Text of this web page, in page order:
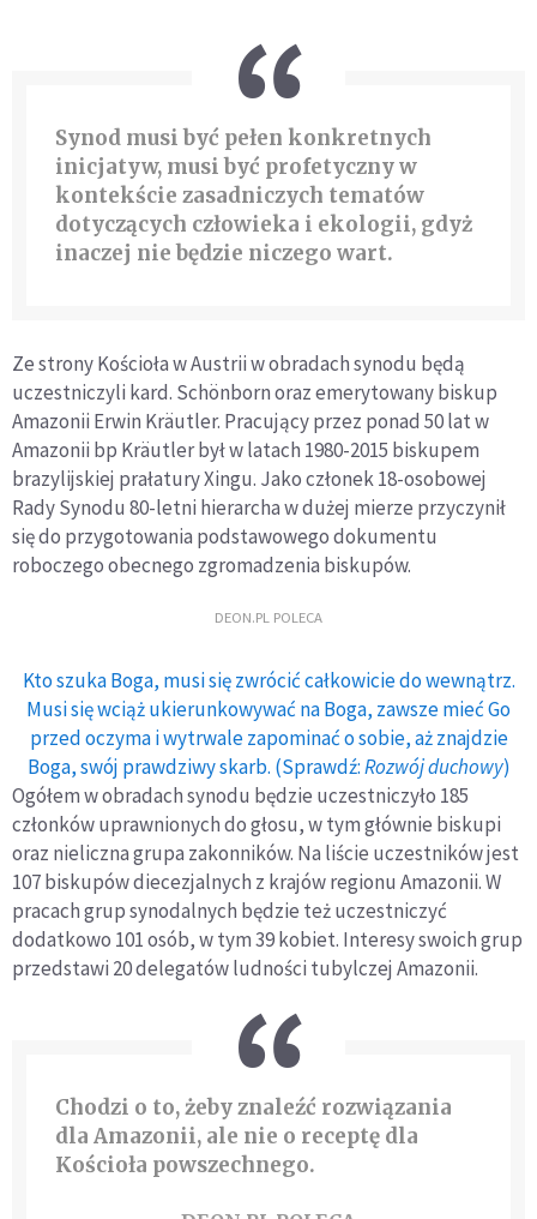
Synod musi być pełen konkretnych
inicjatyw, musi być profetyczny w
kontekście zasadniczych tematów
dotyczących człowieka i ekologii, gdyż
inaczej nie będzie niczego wart.
Ze strony Kościoła w Austrii w obradach synodu będą
uczestniczyli kard. Schönborn oraz emerytowany biskup
Amazonii Erwin Kräutler. Pracujący przez ponad 50 lat w
Amazonii bp Kräutler był w latach 1980-2015 biskupem
brazylijskiej prałatury Xingu. Jako członek 18-osobowej
Rady Synodu 80-letni hierarcha w dużej mierze przyczynił
się do przygotowania podstawowego dokumentu
roboczego obecnego zgromadzenia biskupów.
DEON.PL POLECA
Kto szuka Boga, musi się zwrócić całkowicie do wewnątrz.
Musi się wciąż ukierunkowywać na Boga, zawsze mieć Go
przed oczyma i wytrwale zapominać o sobie, aż znajdzie
Boga, swój prawdziwy skarb. (Sprawdź:Rozwój duchowy)
Ogółem w obradach synodu będzie uczestniczyło 185
członków uprawnionych do głosu, w tym głównie biskupi
oraz nieliczna grupa zakonników. Na liście uczestników jest
107 biskupów diecezjalnych z krajów regionu Amazonii. W
pracach grup synodalnych będzie też uczestniczyć
dodatkowo 101 osób, w tym 39 kobiet. Interesy swoich grup
przedstawi 20 delegatów ludności tubylczej Amazonii.
Chodzi o to, żeby znaleźć rozwiązania
dla Amazonii, ale nie o receptę dla
Kościoła powszechnego.